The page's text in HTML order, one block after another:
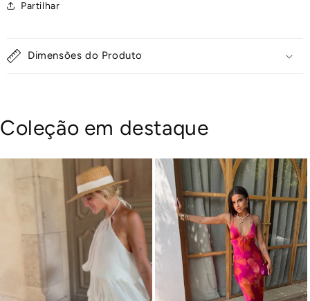
Partilhar
Dimensões do Produto
Coleção em destaque